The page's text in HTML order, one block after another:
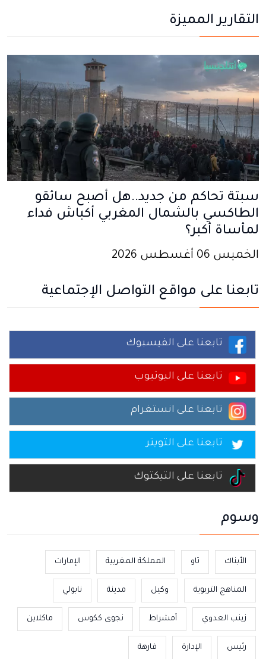
التقارير المميزة
سبتة تحاكم من جديد..هل أصبح سائقو
الطاكسي بالشمال المغربي أكباش فداء
لمأساة أكبر؟
الخميس 06 أغسطس 2026
تابعنا على مواقع التواصل الإجتماعية
تابعنا على الفيسبوك
تابعنا على اليوتيوب
تابعنا على انستغرام
تابعنا على التويتر
تابعنا على التيكتوك
وسوم
الأبناك تاو المملكة المغربية الإمارات
المناهج التربوية وكيل مدينة نابولي
زينب العدوي أمشراط نجوى ككوس ماكلاين
رئيس الإدارة فارهة